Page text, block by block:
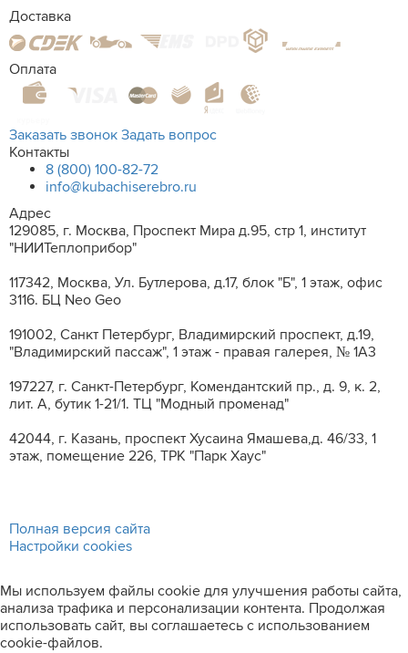
Доставка
Оплата
Заказать звонок Задать вопрос
Контакты
8 (800) 100-82-72
info@kubachiserebro.ru
Адрес
129085, г. Москва, Проспект Мира д.95, стр 1, институт
"НИИТеплоприбор"
117342, Москва, Ул. Бутлерова, д.17, блок "Б", 1 этаж, офис
3116. БЦ Neo Geo
191002, Санкт Петербург, Владимирский проспект, д.19,
"Владимирский пассаж", 1 этаж - правая галерея, № 1А3
197227, г. Санкт-Петербург, Комендантский пр., д. 9, к. 2,
лит. A, бутик 1-21/1. ТЦ "Модный променад"
42044, г. Казань, проспект Хусаина Ямашева,д. 46/33, 1
этаж, помещение 226, ТРК "Парк Хаус"
Полная версия сайта
Настройки cookies
Мы используем файлы cookie для улучшения работы сайта,
анализа трафика и персонализации контента. Продолжая
использовать сайт, вы соглашаетесь с использованием
cookie-файлов.